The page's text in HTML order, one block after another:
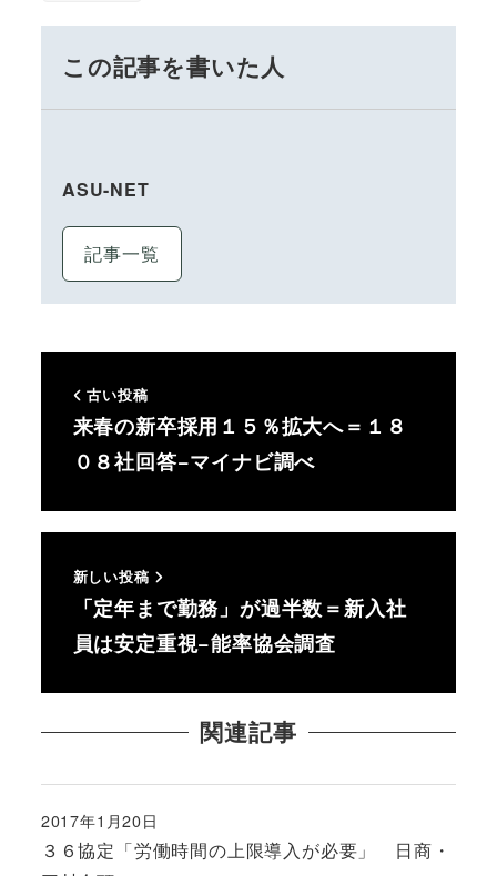
この記事を書いた人
ASU-NET
記事一覧
古い投稿
来春の新卒採用１５％拡大へ＝１８
０８社回答−マイナビ調べ
新しい投稿
「定年まで勤務」が過半数＝新入社
員は安定重視−能率協会調査
関連記事
３６協定「労働時間の上限導入が必要」 日商・
投稿日
2017年1月20日